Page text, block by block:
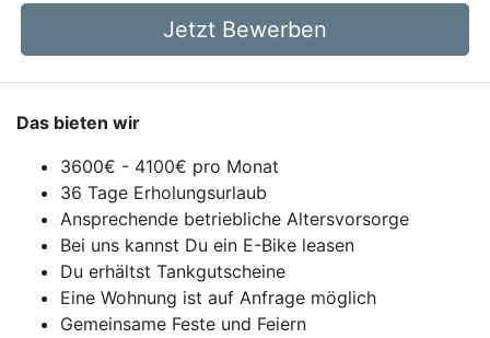
Jetzt Bewerben
Das bieten wir
3600€ - 4100€ pro Monat
36 Tage Erholungsurlaub
Ansprechende betriebliche Altersvorsorge
Bei uns kannst Du ein E-Bike leasen
Du erhältst Tankgutscheine
Eine Wohnung ist auf Anfrage möglich
Gemeinsame Feste und Feiern